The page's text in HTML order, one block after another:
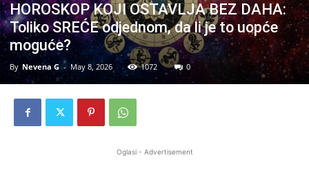
HOROSKOP KOJI OSTAVLJA BEZ DAHA:
Toliko SREĆE odjednom, da li je to uopće
moguće?
By Nevena G - May 8, 2026 1072 0
Oglasi - Advertisement